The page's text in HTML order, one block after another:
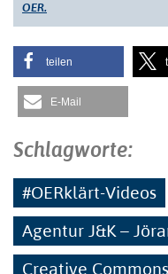
OER.
teilen
E-Mail
Schlagworte:
#OERklärt-Videos
Agentur J&K –
Creative